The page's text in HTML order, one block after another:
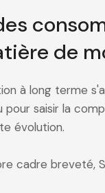
de
à long terme
saisir la
évolution.
cadre breveté,